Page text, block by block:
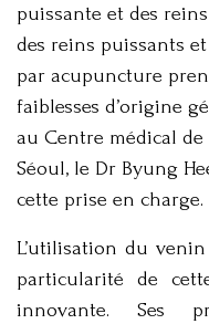
puissante et des
des reins puissants
par acupuncture
faiblesses d’origine
au Centre médical de
Séoul, le Dr Byung
cette prise en charge.
L’utilisation du
particularité de
innovante. Ses